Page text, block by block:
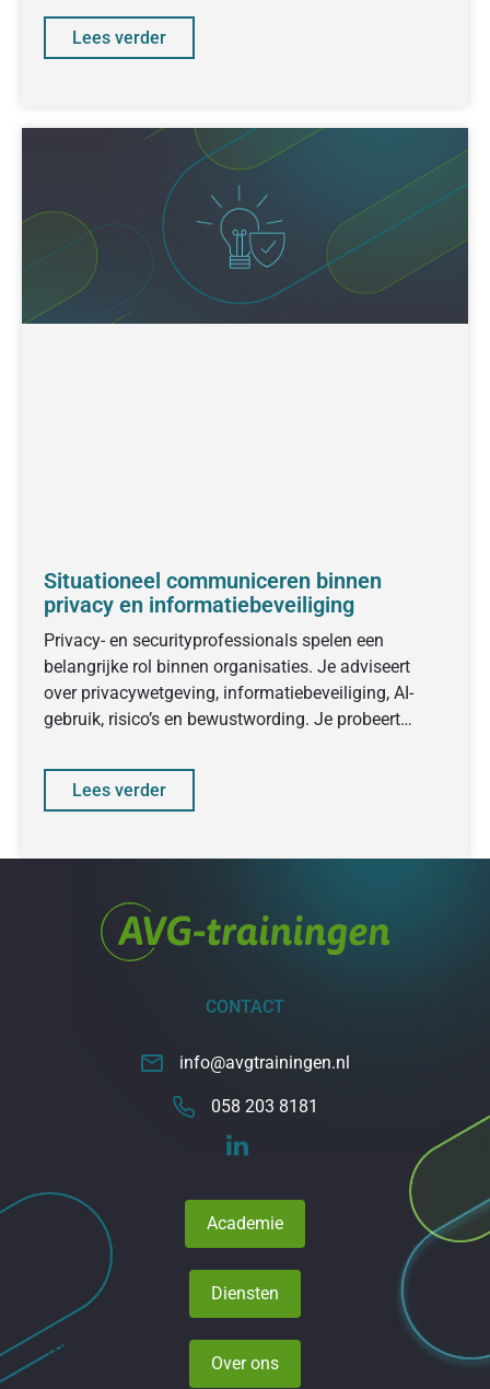
Lees verder
Situationeel communiceren binnen
privacy en informatiebeveiliging
Privacy- en securityprofessionals spelen een
belangrijke rol binnen organisaties. Je adviseert
over privacywetgeving, informatiebeveiliging, AI-
gebruik, risico’s en bewustwording. Je probeert
Lees verder
CONTACT
058 203 8181
info@avgtrainingen.nl
Academie
Diensten
Over ons